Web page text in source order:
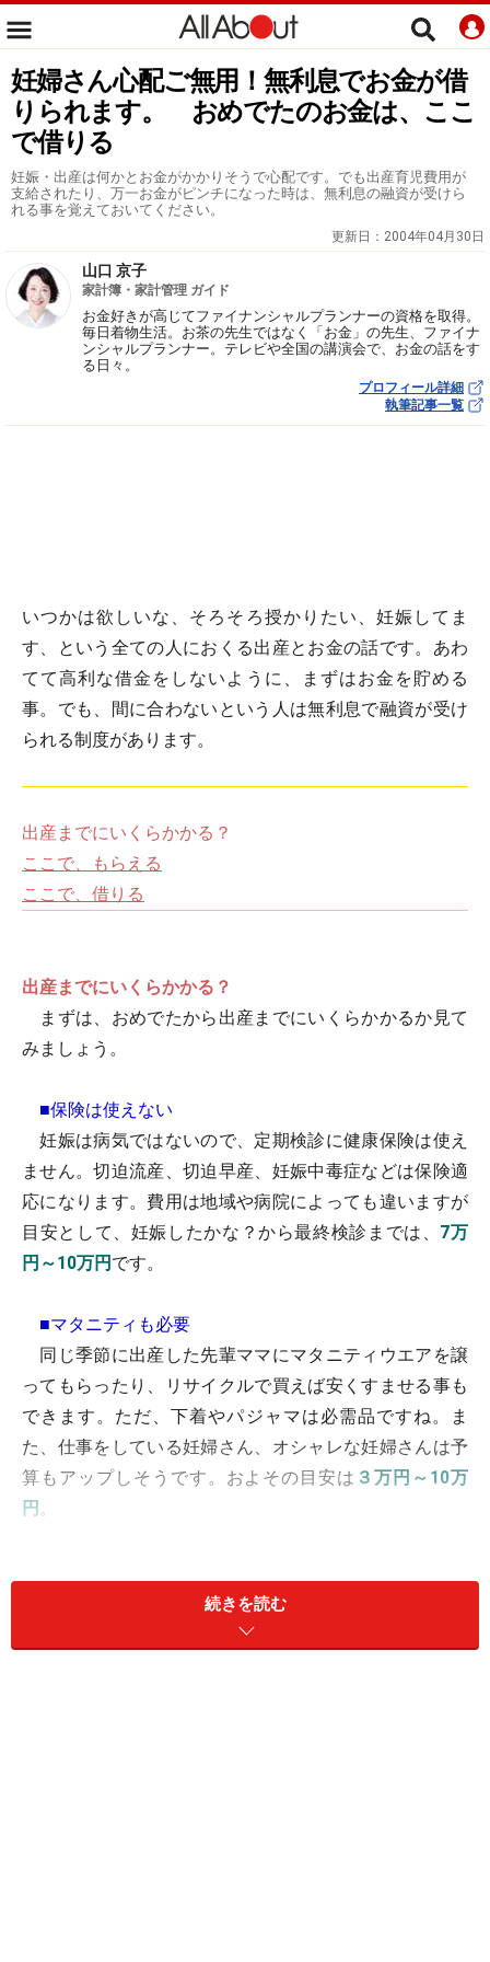
妊婦さん心配ご無用！無利息でお金が借
りられます。 おめでたのお金は、ここ
で借りる
妊娠・出産は何かとお金がかかりそうで心配です。でも出産育児費用が
支給されたり、万一お金がピンチになった時は、無利息の融資が受けら
れる事を覚えておいてください。
更新日： 2004年04月30日
山口 京子
家計簿・家計管理 ガイド
お金好きが高じてファイナンシャルプランナーの資格を取得。
毎日着物生活。お茶の先生ではなく「お金」の先生、ファイナ
ンシャルプランナー。テレビや全国の講演会で、お金の話をす
る日々。
プロフィール詳細
執筆記事一覧
いつかは欲しいな、そろそろ授かりたい、妊娠してま
す、という全ての人におくる出産とお金の話です。あわ
てて高利な借金をしないように、まずはお金を貯める
事。でも、間に合わないという人は無利息で融資が受け
られる制度があります。
出産までにいくらかかる？
ここで、もらえる
ここで、借りる
出産までにいくらかかる？
まずは、おめでたから出産までにいくらかかるか見て
みましょう。
■保険は使えない
妊娠は病気ではないので、定期検診に健康保険は使え
ません。切迫流産、切迫早産、妊娠中毒症などは保険適
応になります。費用は地域や病院によっても違いますが
目安として、妊娠したかな？から最終検診までは、 7万
円～10万円 です。
■マタニティも必要
同じ季節に出産した先輩ママにマタニティウエアを譲
ってもらったり、リサイクルで買えば安くすませる事も
できます。ただ、下着やパジャマは必需品ですね。ま
た、仕事をしている妊婦さん、オシャレな妊婦さんは予
算もアップしそうです。およその目安は ３万円～10万
円 。
はじめての赤ちゃんは、かわいいベビー服、ベビー用
品を見ているだけでつい財布のヒモがゆるみます。二人
続きを読む